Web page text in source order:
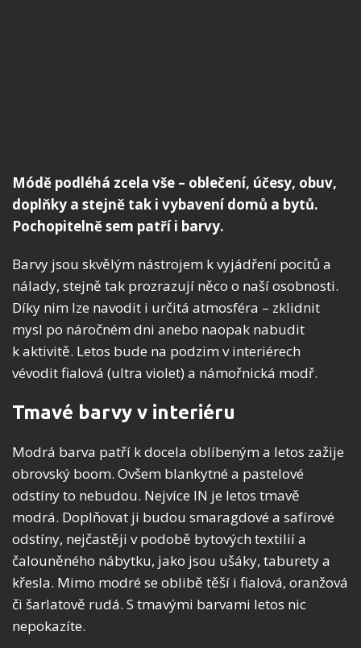
Módě podléhá zcela vše – oblečení, účesy, obuv,
doplňky a stejně tak i vybavení domů a bytů.
Pochopitelně sem patří i barvy.
Barvy jsou skvělým nástrojem k vyjádření pocitů a
nálady, stejně tak prozrazují něco o naší osobnosti.
Díky nim lze navodit i určitá atmosféra – zklidnit
mysl po náročném dni anebo naopak nabudit
k aktivitě. Letos bude na podzim v interiérech
vévodit fialová (ultra violet) a námořnická modř.
Tmavé barvy v interiéru
Modrá barva patří k docela oblíbeným a letos zažije
obrovský boom. Ovšem blankytné a pastelové
odstíny to nebudou. Nejvíce IN je letos tmavě
modrá. Doplňovat ji budou smaragdové a safírové
odstíny, nejčastěji v podobě bytových textilií a
čalouněného nábytku, jako jsou ušáky, taburety a
křesla. Mimo modré se oblibě těší i fialová, oranžová
či šarlatově rudá. S tmavými barvami letos nic
nepokazíte.